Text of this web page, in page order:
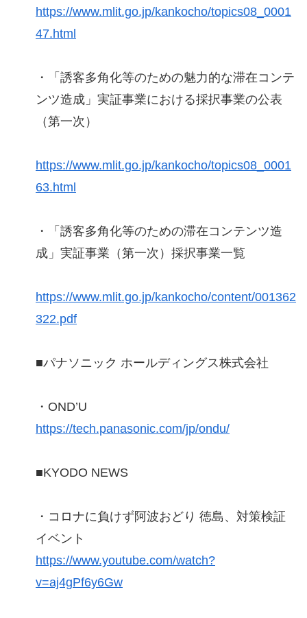
https://www.mlit.go.jp/kankocho/topics08_0001
47.html
・「誘客多角化等のための魅力的な滞在コンテ
ンツ造成」実証事業における採択事業の公表
（第一次）
https://www.mlit.go.jp/kankocho/topics08_0001
63.html
・「誘客多角化等のための滞在コンテンツ造
成」実証事業（第一次）採択事業一覧
https://www.mlit.go.jp/kankocho/content/001362
322.pdf
■パナソニック ホールディングス株式会社
・OND’U
https://tech.panasonic.com/jp/ondu/
■KYODO NEWS
・コロナに負けず阿波おどり 徳島、対策検証
イベント
https://www.youtube.com/watch?
v=aj4gPf6y6Gw